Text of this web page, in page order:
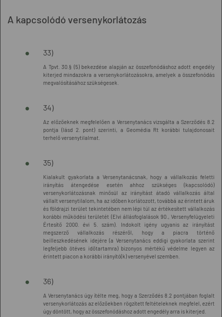
A kapcsolódó versenykorlátozás
33)
A Tpvt. 30.§ (5) bekezdése alapján az összefonódáshoz adott engedély
kiterjed mindazokra a versenykorlátozásokra, amelyek a összefonódás
megvalósításához szükségesek.
34)
Az előzőeknek megfelelően a Versenytanács vizsgálta a Szerződés 8.2
pontja (lásd 2. pont) szerinti, a Geomédia Rt korábbi tulajdonosait
terhelő versenytilalmat.
35)
Kialakult gyakorlata a Versenytanácsnak, hogy a vállalkozás feletti
irányítás átengedése esetén ahhoz szükséges (kapcsolódó)
versenykorlátozásnak minősül az irányítást átadó vállalkozás által
vállalt versenytilalom, ha az időben korlátozott, továbbá az érintett áruk
és földrajzi terület tekintetében nem lépi túl az értékesített vállalkozás
korábbi működési területét (Elvi állásfoglalások 90., Versenyfelügyeleti
Értesítő 2000. évi 5. szám). Indokolt igény ugyanis az irányítást
megszerző vállalkozás részéről, hogy a piacra történő
beilleszkedésének idejére (a Versenytanács eddigi gyakorlata szerint
legfeljebb ötéves időtartamra) bizonyos mértékű védelme legyen az
érintett piacon a korábbi irányító(k) versenyével szemben.
36)
A Versenytanács úgy ítélte meg, hogy a Szerződés 8.2 pontjában foglalt
versenykorlátozás az előzőekben rögzített feltételeknek megfelel, ezért
úgy döntött, hogy az összefonódáshoz adott engedély arra is kiterjed.